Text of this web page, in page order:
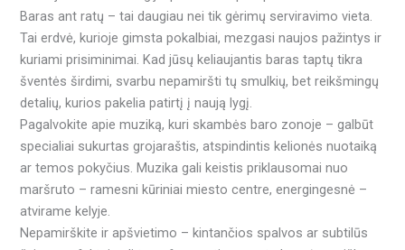
Baras ant ratų – tai daugiau nei tik gėrimų serviravimo vieta.
Tai erdvė, kurioje gimsta pokalbiai, mezgasi naujos pažintys ir
kuriami prisiminimai. Kad jūsų keliaujantis baras taptų tikra
šventės širdimi, svarbu nepamiršti tų smulkių, bet reikšmingų
detalių, kurios pakelia patirtį į naują lygį.
Pagalvokite apie muziką, kuri skambės baro zonoje – galbūt
specialiai sukurtas grojaraštis, atspindintis kelionės nuotaiką
ar temos pokyčius. Muzika gali keistis priklausomai nuo
maršruto – ramesni kūriniai miesto centre, energingesnė –
atvirame kelyje.
Nepamirškite ir apšvietimo – kintančios spalvos ar subtilūs